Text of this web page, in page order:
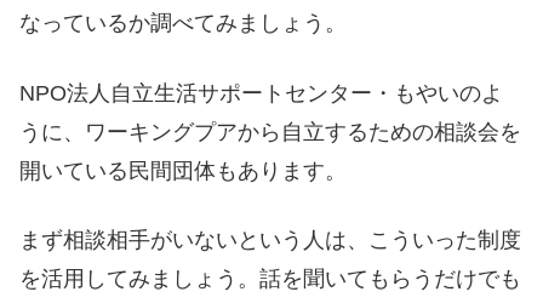
なっているか調べてみましょう。
NPO法人自立生活サポートセンター・もやいのよ
うに、ワーキングプアから自立するための相談会を
開いている民間団体もあります。
まず相談相手がいないという人は、こういった制度
を活用してみましょう。話を聞いてもらうだけでも